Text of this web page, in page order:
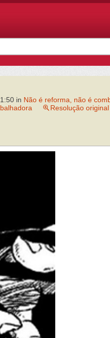
in Não é reforma, não é
Resolução